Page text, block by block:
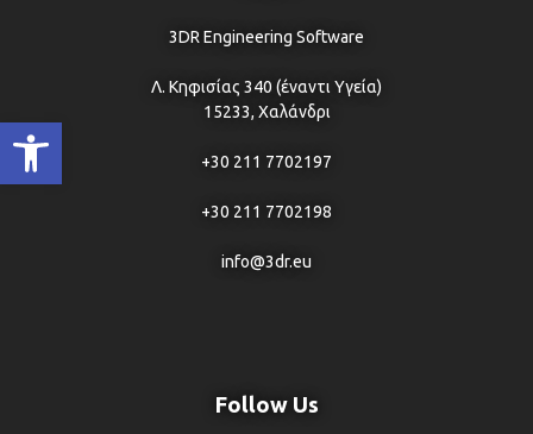
Ανοίξτε τη γραμμή εργαλείων
3DR Engineering Software
Λ. Κηφισίας 340 (έναντι Υγεία)
15233, Χαλάνδρι
+30 211 7702197
+30 211 7702198
info@3dr.eu
Follow Us